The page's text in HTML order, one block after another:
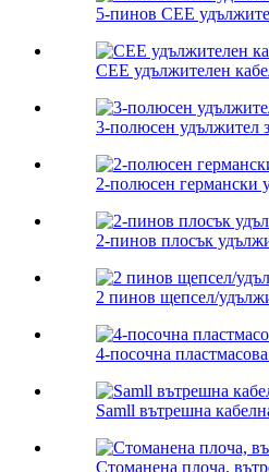
5-пинов CEE
CEE удължителен
3-полюсен удължител
2-полюсен германски
2-пинов плосък
2 пинов щепсел/
4-посочна
Samll вътрешна
Стоманена плоча,